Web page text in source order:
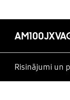
Risinājumi un